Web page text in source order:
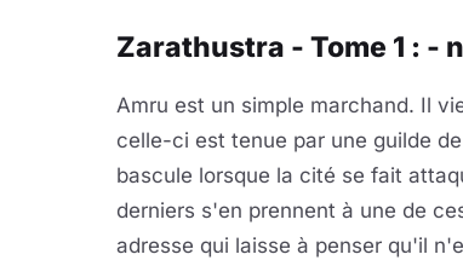
Zarathustra - Tome 1 : -
Amru est un simple marchand. Il
celle-ci est tenue par une guilde
bascule lorsque la cité se fait
derniers s'en prennent à une de
adresse qui laisse à penser qu'il